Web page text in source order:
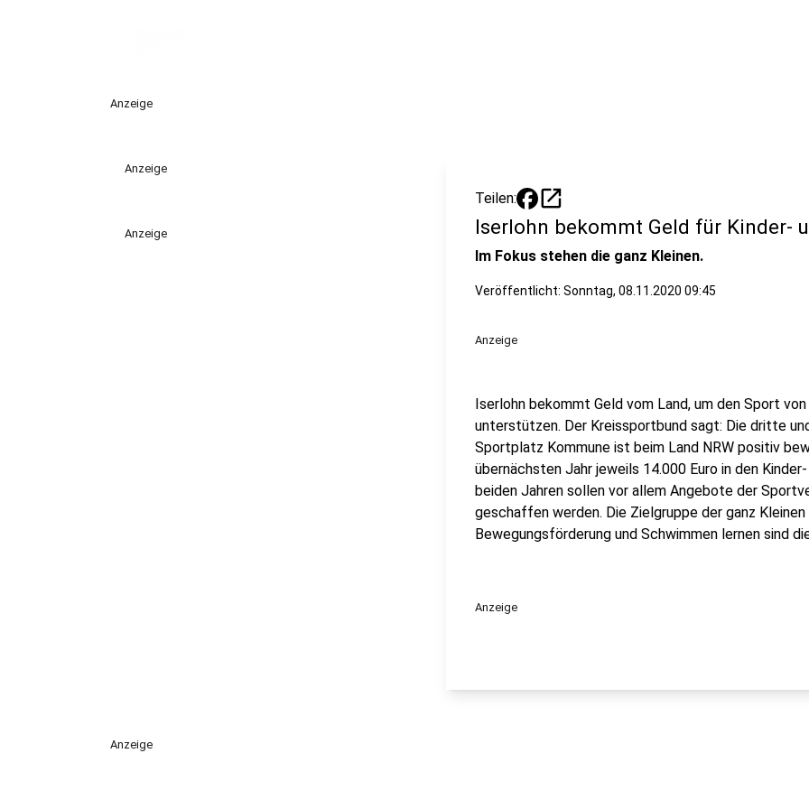
Anzeige
Anzeige
Anzeige
Teilen: open_in_new
Iserlohn bekommt Geld für Kinder-
Im Fokus stehen die ganz Kleinen.
Veröffentlicht: Sonntag, 08.11.2020 09:45
Anzeige
Iserlohn bekommt Geld vom Land, um den Sport
unterstützen. Der Kreissportbund sagt: Die dritte
Sportplatz Kommune ist beim Land NRW positiv
übernächsten Jahr jeweils 14.000 Euro in den
beiden Jahren sollen vor allem Angebote der
geschaffen werden. Die Zielgruppe der ganz
Bewegungsförderung und Schwimmen lernen sind
Anzeige
Anzeige